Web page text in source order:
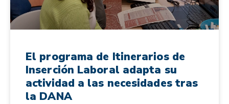
El programa de Itinerarios de
Inserción Laboral adapta su
actividad a las necesidades tras
la DANA